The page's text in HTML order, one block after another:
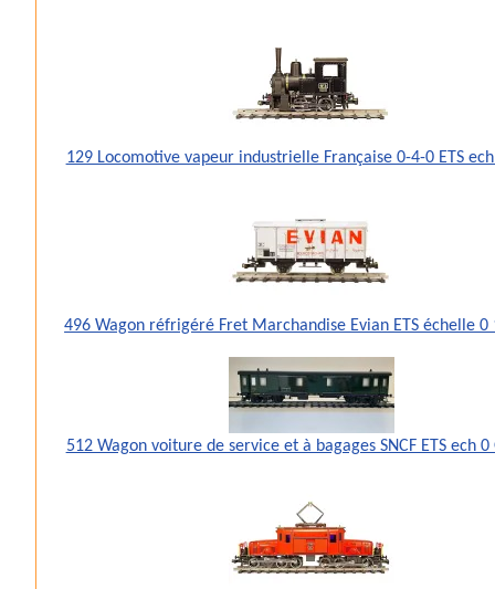
129 Locomotive vapeur industrielle Française 0-4-0 ETS
496 Wagon réfrigéré Fret Marchandise Evian ETS échelle 0
512 Wagon voiture de service et à bagages SNCF ETS ech